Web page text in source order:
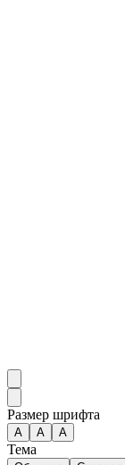
Размер шрифта
А A A
Тема